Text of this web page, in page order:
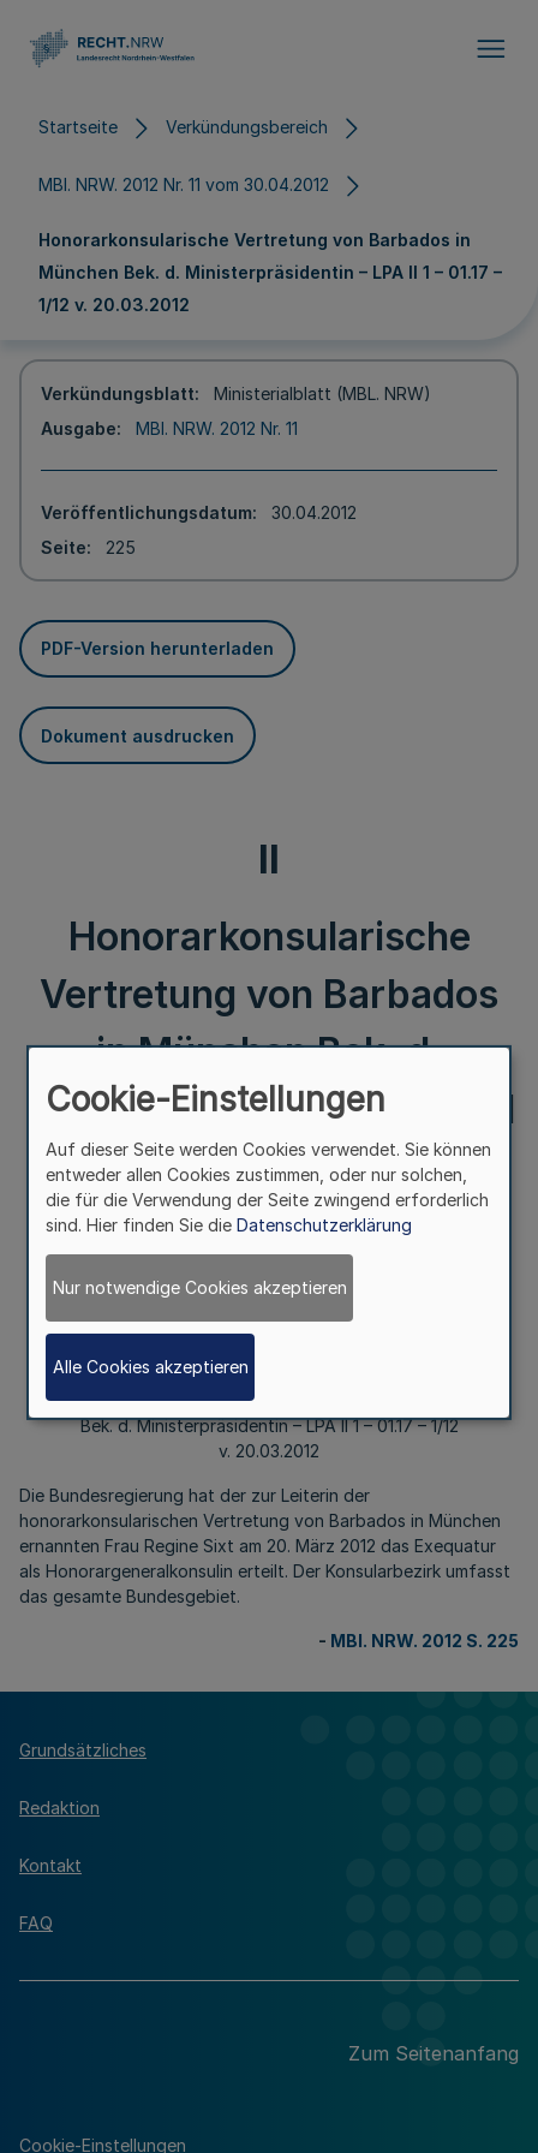
Startseite Verkündungsbereich
MBl. NRW. 2012 Nr. 11 vom 30.04.2012
Honorarkonsularische Vertretung von Barbados in
München Bek. d. Ministerpräsidentin – LPA II 1 – 01.17 –
1/12 v. 20.03.2012
Verkündungsblatt
Ministerialblatt (MBL. NRW)
Ausgabe
MBl. NRW. 2012 Nr. 11
Veröffentlichungsdatum
30.04.2012
Seite
225
PDF-Version herunterladen
Dokument ausdrucken
II
Honorarkonsularische
Vertretung von Barbados
in München Bek. d.
Ministerpräsidentin – LPA II
1 – 01.17 – 1/12 v.
20.03.2012
München
Bek. d. Ministerpräsidentin – LPA II 1 – 01.17 – 1/12
v. 20.03.2012
Die Bundesregierung hat der zur Leiterin der
honorarkonsularischen Vertretung von Barbados in München
ernannten Frau Regine Sixt am 20. März 2012 das Exequatur
als Honorargeneralkonsulin erteilt. Der Konsularbezirk umfasst
das gesamte Bundesgebiet.
- MBl. NRW. 2012 S. 225
Grundsätzliches
Redaktion
Kontakt
FAQ
Zum Seitenanfang
Cookie-Einstellungen
Cookie-Einstellungen
Auf dieser Seite werden Cookies verwendet. Sie können
entweder allen Cookies zustimmen, oder nur solchen,
die für die Verwendung der Seite zwingend erforderlich
sind. Hier finden Sie die Datenschutzerklärung
Nur notwendige Cookies akzeptieren
Alle Cookies akzeptieren